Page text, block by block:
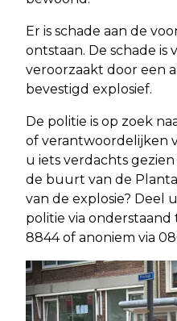
Er is schade aan de
ontstaan. De schade is
veroorzaakt door een
bevestigd explosief.
De politie is op zoek
of verantwoordelijken
u iets verdachts
de buurt van de
van de explosie? Deel
politie via
8844 of anoniem via